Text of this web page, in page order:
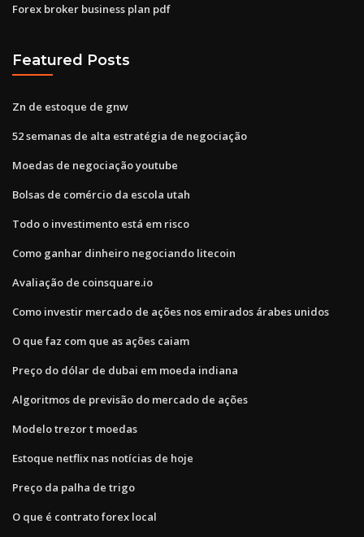
Forex broker business plan pdf
Featured Posts
Zn de estoque de gnw
52 semanas de alta estratégia de negociação
Moedas de negociação youtube
Bolsas de comércio da escola utah
Todo o investimento está em risco
Como ganhar dinheiro negociando litecoin
Avaliação de coinsquare.io
Como investir mercado de ações nos emirados árabes unidos
O que faz com que as ações caiam
Preço do dólar de dubai em moeda indiana
Algoritmos de previsão do mercado de ações
Modelo trezor t moedas
Estoque netflix nas notícias de hoje
Preço da palha de trigo
O que é contrato forex local